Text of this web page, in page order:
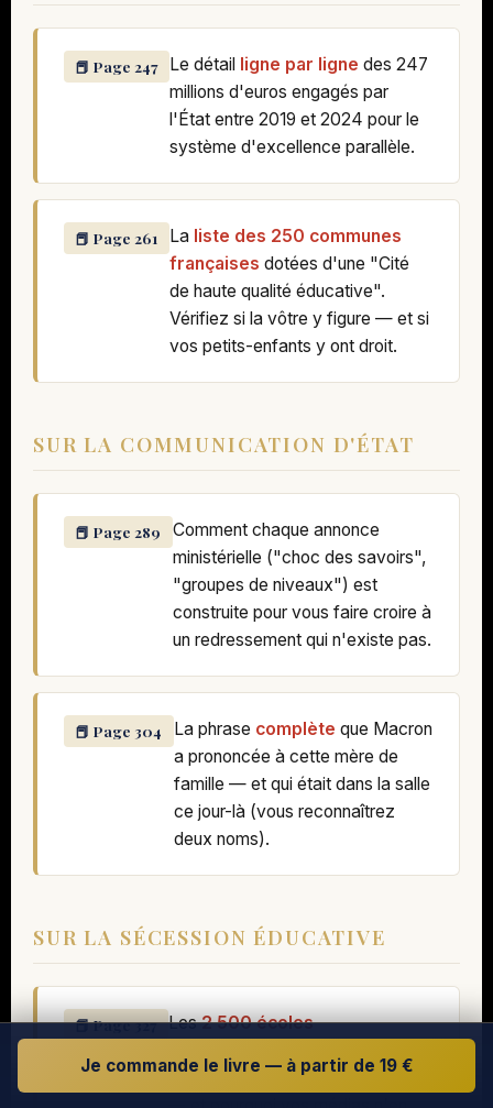
📕 Page 247 Le détail ligne par ligne des 247
millions d'euros engagés par
l'État entre 2019 et 2024 pour le
système d'excellence parallèle.
📕 Page 261 La liste des 250 communes
françaises dotées d'une "Cité
de haute qualité éducative".
Vérifiez si la vôtre y figure — et si
vos petits-enfants y ont droit.
SUR LA COMMUNICATION D'ÉTAT
📕 Page 289
Comment chaque annonce
ministérielle ("choc des savoirs",
"groupes de niveaux") est
construite pour vous faire croire à
un redressement qui n'existe pas.
📕 Page 304 La phrase complète que Macron
a prononcée à cette mère de
famille — et qui était dans la salle
ce jour-là (vous reconnaîtrez
deux noms).
SUR LA SÉCESSION ÉDUCATIVE
📕 Page 327 Les2 500 écoles
en France hors contrat avec l'État
Je commande le livre — à partir de 19 €